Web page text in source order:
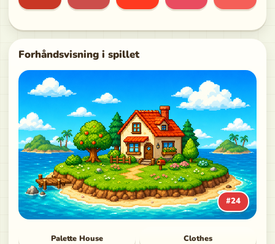
Forhåndsvisning i spillet
#24
Palette House Clothes